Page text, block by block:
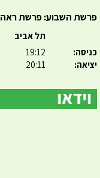
פרשת השבוע: פרשת ראה
כניסה:
יציאה:
תל אביב
19:12
20:11